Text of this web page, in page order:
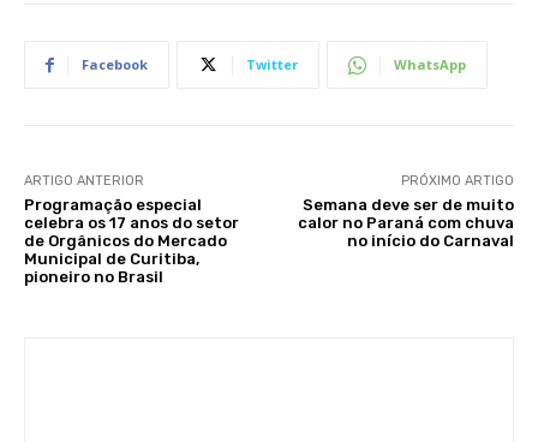
Facebook Twitter WhatsApp
ARTIGO ANTERIOR
Programação especial
celebra os 17 anos do setor
de Orgânicos do Mercado
Municipal de Curitiba,
pioneiro no Brasil
PRÓXIMO ARTIGO
Semana deve ser de muito
calor no Paraná com chuva
no início do Carnaval